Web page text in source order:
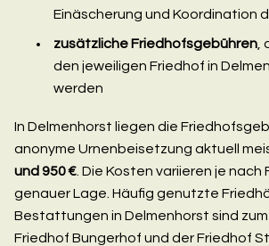
Einäscherung und Koordination
zusätzliche Friedhofsgebühren
den jeweiligen Friedhof in
werden
In Delmenhorst liegen die
anonyme Urnenbeisetzung aktuell
und 950 € . Die Kosten variieren je nach
genauer Lage. Häufig genutzte
Bestattungen in Delmenhorst sind
Friedhof Bungerhof und der Friedhof